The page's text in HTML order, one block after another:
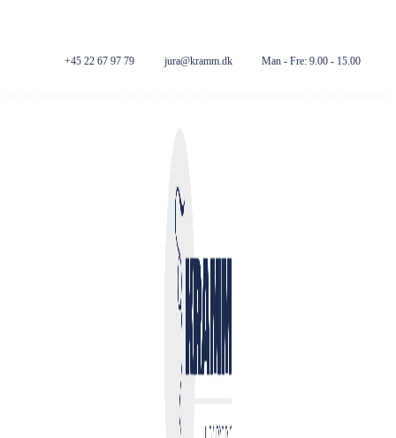
+45 22 67 97 79 jura@kramm.dk Man - Fre: 9.00 - 15.00